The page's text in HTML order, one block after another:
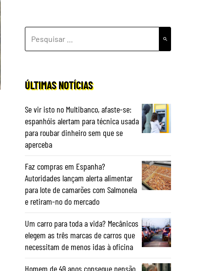
POR:
ÚLTIMAS NOTÍCIAS
Se vir isto no Multibanco, afaste-se:
espanhóis alertam para técnica usada
para roubar dinheiro sem que se
aperceba
Faz compras em Espanha?
Autoridades lançam alerta alimentar
para lote de camarões com Salmonela
e retiram-no do mercado
Um carro para toda a vida? Mecânicos
elegem as três marcas de carros que
necessitam de menos idas à oficina
Homem de 49 anos consegue pensão